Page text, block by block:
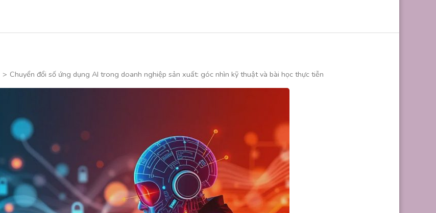
> Chuyển đổi số ứng dụng AI trong doanh nghiệp sản xuất: góc nhìn kỹ thuật và bài học thực tiễn